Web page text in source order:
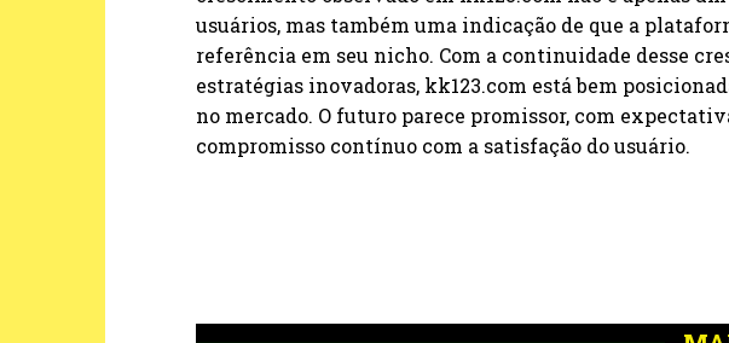
usuários, mas também uma indicação de que a
referência em seu nicho. Com a continuidade desse
estratégias inovadoras, kk123.com está bem
no mercado. O futuro parece promissor, com
compromisso contínuo com a satisfação do usuário.